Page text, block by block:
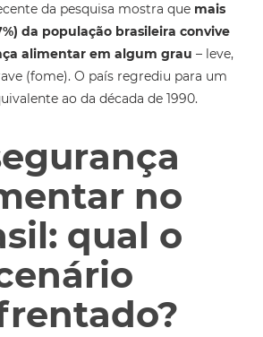
da pesquisa mostra que mais
da população brasileira convive
alimentar em algum grau – leve,
(fome). O país regrediu para um
ao da década de 1990.
no
qual o